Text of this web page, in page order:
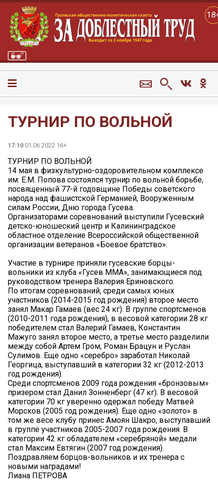
ТУРНИР ПО ВОЛЬНОЙ
17:10 01.06.2022 16+
ТУРНИР ПО ВОЛЬНОЙ
14 мая в физкультурно-оздоровительном комплексе
им. Е.М. Попова состоялся турнир по вольной борьбе,
посвященный 77-й годовщине Победы советского
народа над фашистской Германией, Вооруженным
силам России, Дню города Гусева.
Организаторами соревнований выступили Гусевский
детско-юношеский центр и Калининградское
областное отделение Всероссийской общественной
организации ветеранов «Боевое братство».
Участие в турнире приняли гусевские борцы-
вольники из клуба «Гусев ММА», занимающиеся под
руководством тренера Валерия Ериновского.
По итогам соревнований, среди самых юных
участников (2014-2015 год рождения) второе место
занял Макар Гамаев (вес 24 кг). В группе спортсменов
(2010-2011 года рождения), в весовой категории 28 кг
победителем стал Валерий Гамаев, Константин
Мажуго занял второе место, а третье место разделили
между собой Артем Гром, Роман Брацун и Руслан
Сулимов. Еще одно «серебро» заработал Николай
Георгица, выступавший в категории 32 кг (2012-2013
год рождения).
Среди спортсменов 2009 года рождения «бронзовым»
призером стал Данил Зонненберг (47 кг). В весовой
категории 70 кг уверенно одержал победу Матвей
Морсков (2005 год рождения). Еще одно «золото» в
том же весе клубу принес Амоян Шакро, выступавший
в группе участников 2005-2007 года рождения. В
категории 42 кг обладателем «серебряной» медали
стал Максим Евтягин (2007 год рождения).
Поздравляем борцов-вольников и их тренера с
новыми наградами!
Лиана ПЕТРОВА